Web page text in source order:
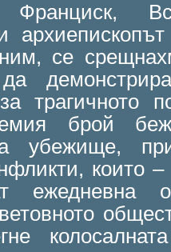
се
трагичното
брой
убежище,
които
ежедневна